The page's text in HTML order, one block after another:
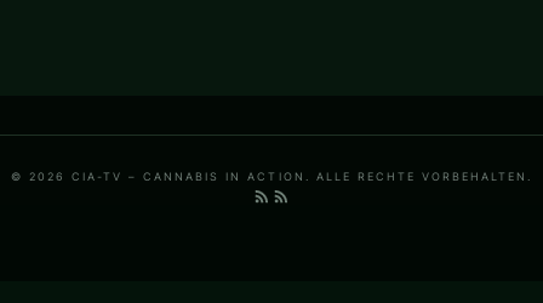
© 2026 CIA-TV – CANNABIS IN ACTION. ALLE RECHTE VORBEHALTEN.